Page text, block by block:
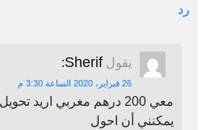
رد
يقول Sherif
:
26 فبراير، 2020 الساعة 3:30 م
معي 200 درهم مغربي اريد
يمكنني أن احول